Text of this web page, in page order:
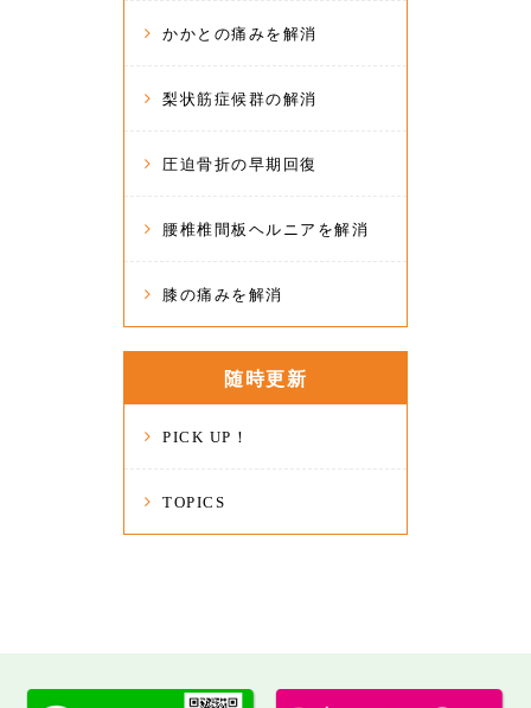
かかとの痛みを解消
梨状筋症候群の解消
圧迫骨折の早期回復
腰椎椎間板ヘルニアを解消
膝の痛みを解消
随時更新
PICK UP！
TOPICS